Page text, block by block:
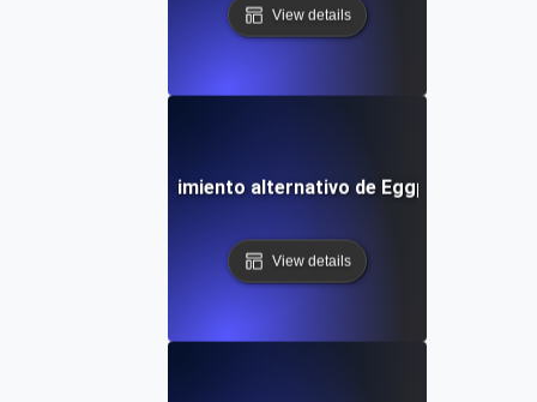
View details
Rendimiento alternativo de Eggplant
View details